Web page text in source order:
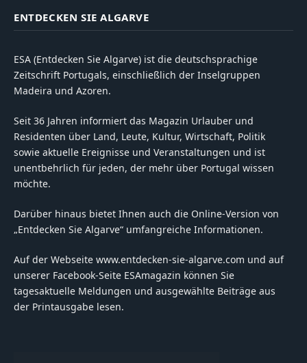
ENTDECKEN SIE ALGARVE
ESA (Entdecken Sie Algarve) ist die deutschsprachige
Zeitschrift Portugals, einschließlich der Inselgruppen
Madeira und Azoren.
Seit 36 Jahren informiert das Magazin Urlauber und
Residenten über Land, Leute, Kultur, Wirtschaft, Politik
sowie aktuelle Ereignisse und Veranstaltungen und ist
unentbehrlich für jeden, der mehr über Portugal wissen
möchte.
Darüber hinaus bietet Ihnen auch die Online-Version von
„Entdecken Sie Algarve“ umfangreiche Informationen.
Auf der Webseite www.entdecken-sie-algarve.com und auf
unserer Facebook-Seite ESAmagazin können Sie
tagesaktuelle Meldungen und ausgewählte Beiträge aus
der Printausgabe lesen.